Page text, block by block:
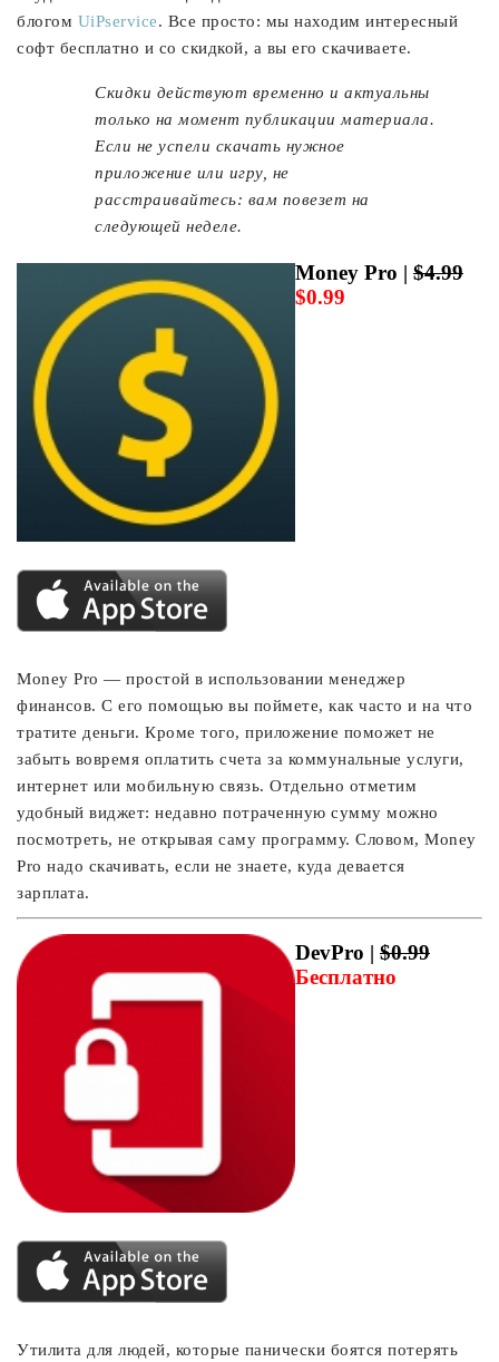
блогом UiPservice. Все просто: мы находим интересный
софт бесплатно и со скидкой, а вы его скачиваете.
Cкидки действуют временно и актуальны
только на момент публикации материала.
Если не успели скачать нужное
приложение или игру, не
расстраивайтесь: вам повезет на
следующей неделе.
Money Pro | $4.99
$0.99
Money Pro — простой в использовании менеджер
финансов. С его помощью вы поймете, как часто и на что
тратите деньги. Кроме того, приложение поможет не
забыть вовремя оплатить счета за коммунальные услуги,
интернет или мобильную связь. Отдельно отметим
удобный виджет: недавно потраченную сумму можно
посмотреть, не открывая саму программу. Словом, Money
Pro надо скачивать, если не знаете, куда девается
зарплата.
DevPro | $0.99
Бесплатно
Утилита для людей, которые панически боятся потерять